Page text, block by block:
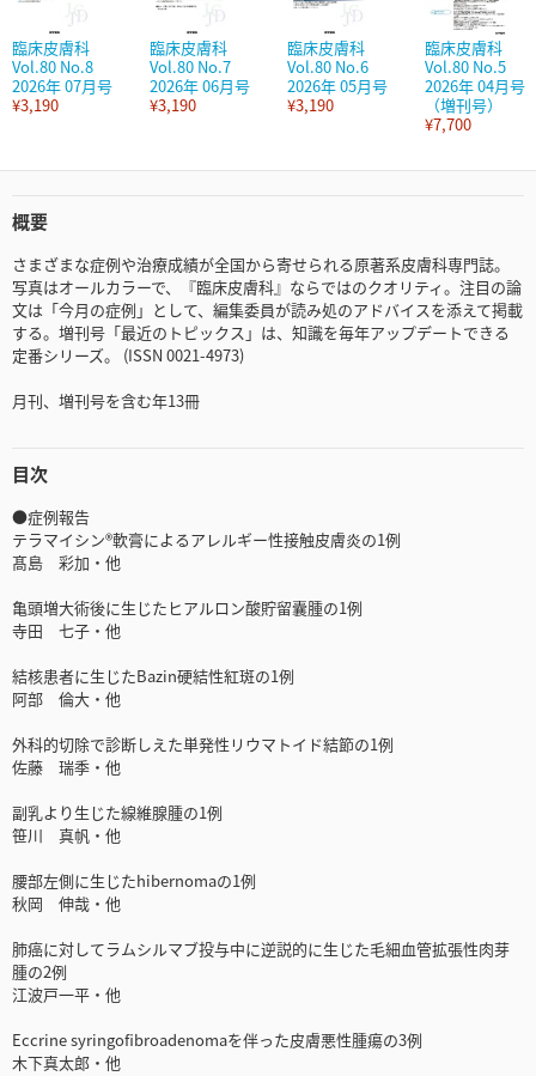
臨床皮膚科
Vol.80 No.8
2026年 07月号
¥3,190
臨床皮膚科
Vol.80 No.7
2026年 06月号
¥3,190
臨床皮膚科
Vol.80 No.6
2026年 05月号
¥3,190
臨床皮膚科
Vol.80 No.5
2026年 04月号
（増刊号）
¥7,700
概要
さまざまな症例や治療成績が全国から寄せられる原著系皮膚科専門誌。
写真はオールカラーで、『臨床皮膚科』ならではのクオリティ。注目の論
文は「今月の症例」として、編集委員が読み処のアドバイスを添えて掲載
する。増刊号「最近のトピックス」は、知識を毎年アップデートできる
定番シリーズ。 (ISSN 0021-4973)
月刊、増刊号を含む年13冊
目次
●症例報告
テラマイシン®軟膏によるアレルギー性接触皮膚炎の1例
髙島 彩加・他
亀頭増大術後に生じたヒアルロン酸貯留囊腫の1例
寺田 七子・他
結核患者に生じたBazin硬結性紅斑の1例
阿部 倫大・他
外科的切除で診断しえた単発性リウマトイド結節の1例
佐藤 瑞季・他
副乳より生じた線維腺腫の1例
笹川 真帆・他
腰部左側に生じたhibernomaの1例
秋岡 伸哉・他
肺癌に対してラムシルマブ投与中に逆説的に生じた毛細血管拡張性肉芽
腫の2例
江波戸一平・他
Eccrine syringofibroadenomaを伴った皮膚悪性腫瘍の3例
木下真太郎・他